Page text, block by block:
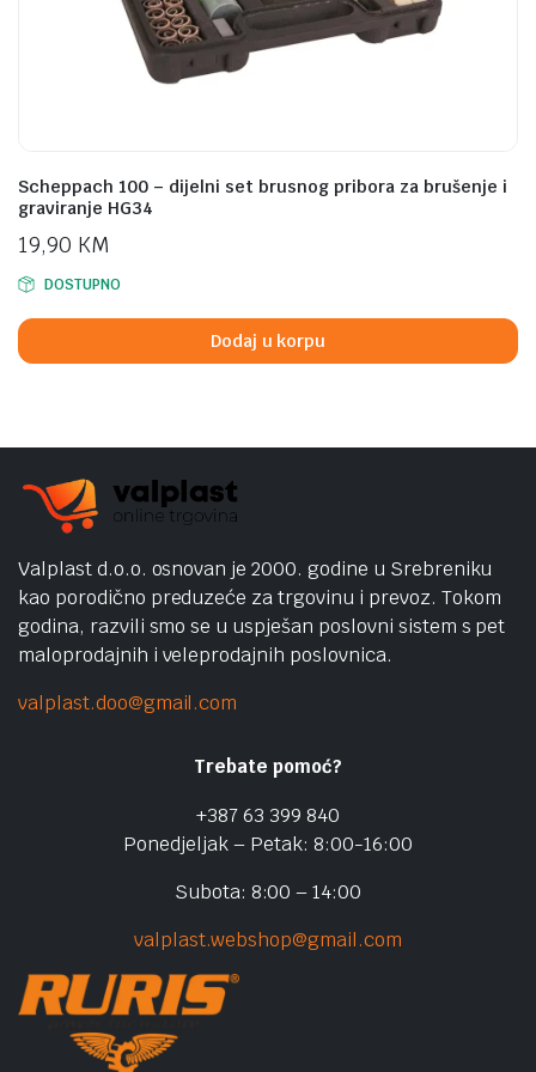
Scheppach 100 – dijelni set brusnog pribora za brušenje i
graviranje HG34
19,90 KM
DOSTUPNO
Dodaj u korpu
Valplast d.o.o. osnovan je 2000. godine u Srebreniku
kao porodično preduzeće za trgovinu i prevoz. Tokom
godina, razvili smo se u uspješan poslovni sistem s pet
maloprodajnih i veleprodajnih poslovnica.
valplast.doo@gmail.com
Trebate pomoć?
+387 63 399 840
Ponedjeljak – Petak: 8:00-16:00
Subota: 8:00 – 14:00
valplast.webshop@gmail.com